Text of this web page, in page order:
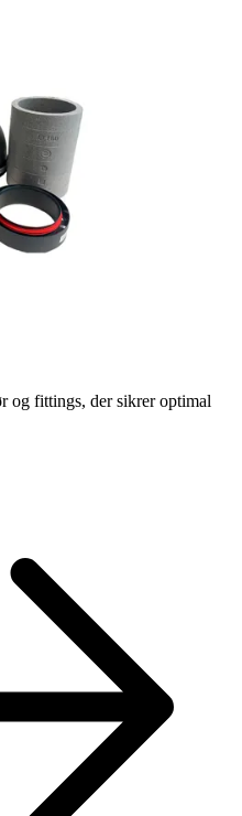
og fittings, der sikrer optimal